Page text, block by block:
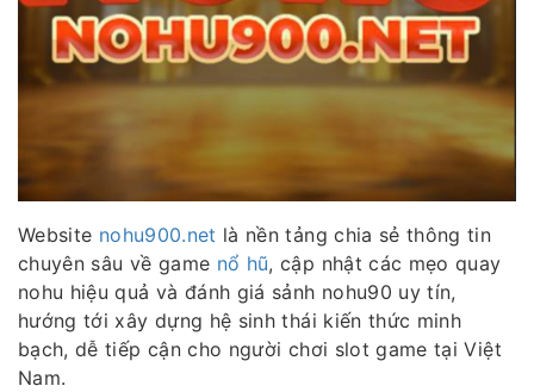
Website nohu900.net là nền tảng chia sẻ thông tin
chuyên sâu về game nổ hũ, cập nhật các mẹo quay
nohu hiệu quả và đánh giá sảnh nohu90 uy tín,
hướng tới xây dựng hệ sinh thái kiến thức minh
bạch, dễ tiếp cận cho người chơi slot game tại Việt
Nam.